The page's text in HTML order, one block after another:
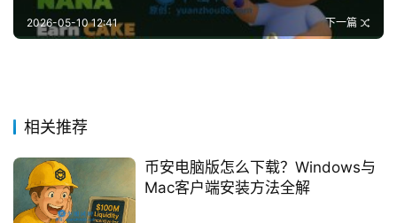
下一篇
2026-05-10 12:41
相关推荐
币安电脑版怎么下载？Windows与
Mac客户端安装方法全解